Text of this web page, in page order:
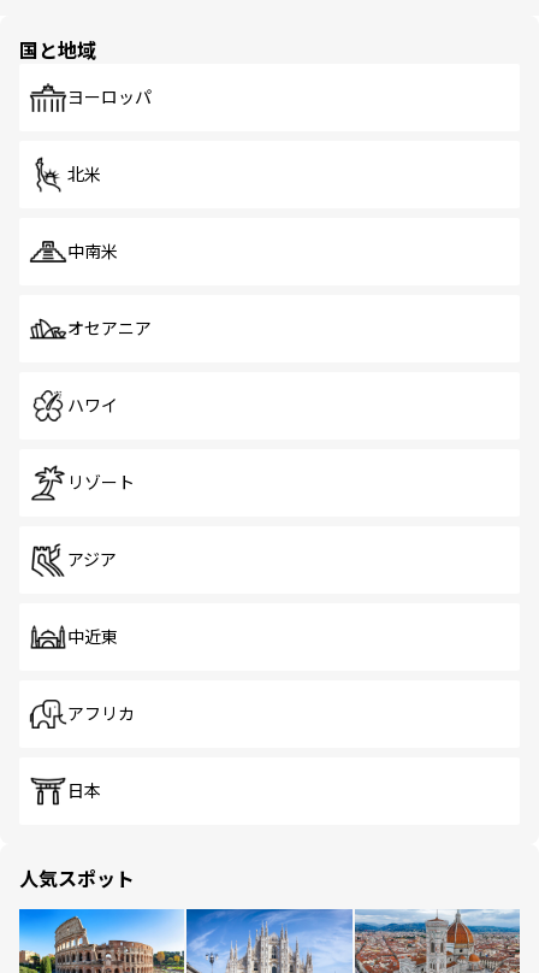
で、ホーカーズは地元の風情を楽しめる外せないスポット
国と地域
ヨーロッパ
北米
中南米
オセアニア
ハワイ
リゾート
アジア
中近東
アフリカ
日本
人気スポット